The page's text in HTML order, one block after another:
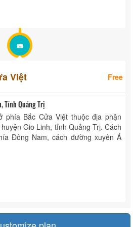
Việt Free
Tỉnh Quảng Trị
phía Bắc Cửa Việt thuộc địa phận
Gio Linh, tỉnh Quảng Trị. Cách
Đông Nam, cách đường xuyên Á